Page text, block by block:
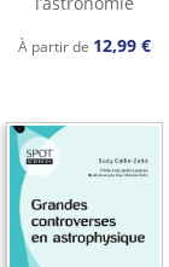
À partir de 12,99 €